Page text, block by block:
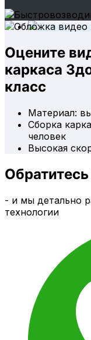
Оцените
каркаса
класс
Материал:
Сборка
человек
Высокая
- и мы детально
технологии